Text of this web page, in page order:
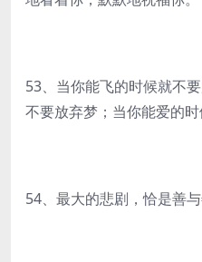
53、当你能飞的时候就不
不要放弃梦；当你能爱的时
54、最大的悲剧，恰是善与